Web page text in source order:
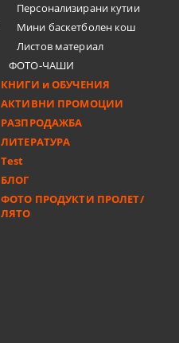
Персонализирани кутии
Мини баскетболен кош
Листов материал
ФОТО-ЧАШИ
КНИГИ и ОБУЧЕНИЯ
АКТИВНИ ПРОМОЦИИ
РАЗПРОДАЖБА
ЛИТЕРАТУРА
Test
БЛОГ
ФОТО ПРОДУКТИ ПРОЛЕТ/
ЛЯТО